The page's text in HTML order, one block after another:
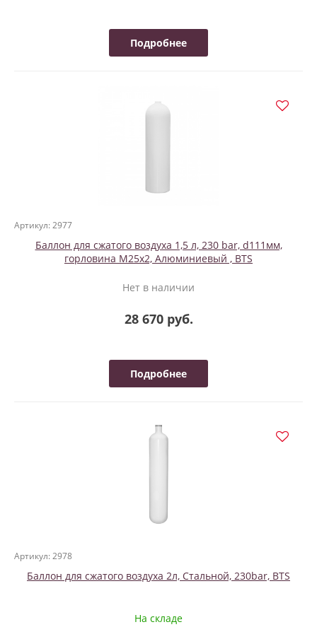
Подробнее
Артикул: 2977
Баллон для сжатого воздуха 1,5 л, 230 bar, d111мм,
горловина М25х2, Алюминиевый , BTS
Нет в наличии
28 670 руб.
Подробнее
Артикул: 2978
Баллон для сжатого воздуха 2л, Стальной, 230bar, BTS
На складе